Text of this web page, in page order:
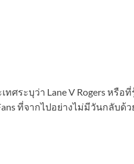
ทศระบุว่า Lane V Rogers หรื
ที่จากไปอย่างไม่มีวันกลับด้